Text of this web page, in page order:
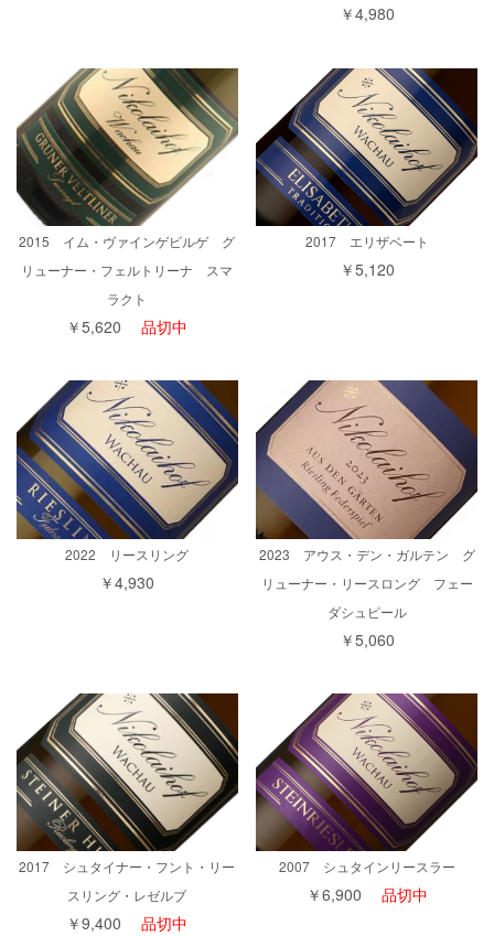
￥4,980
2015 イム・ヴァインゲビルゲ グ
リューナー・フェルトリーナ スマ
ラクト
￥5,620品切中
2017 エリザベート
￥5,120
2022 リースリング
￥4,930
2023 アウス・デン・ガルテン グ
リューナー・リースロング フェー
ダシュピール
￥5,060
2017 シュタイナー・フント・リー
スリング・レゼルブ
￥9,400品切中
2007 シュタインリースラー
￥6,900 品切中